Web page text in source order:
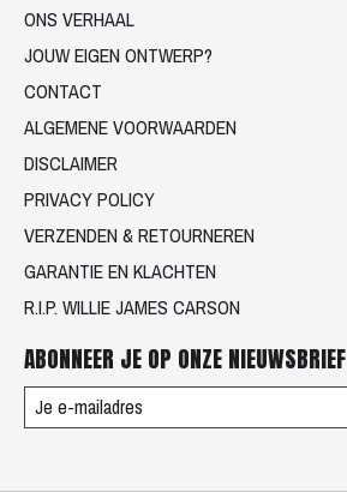
ONS VERHAAL
JOUW EIGEN ONTWERP?
CONTACT
ALGEMENE VOORWAARDEN
DISCLAIMER
PRIVACY POLICY
VERZENDEN & RETOURNEREN
GARANTIE EN KLACHTEN
R.I.P. WILLIE JAMES CARSON
ABONNEER JE OP ONZE NIEUWSBRIEF